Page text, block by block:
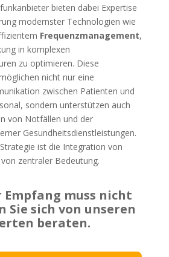
bieten dabei Expertise
modernster Technologien wie
Frequenzmanagement,
in komplexen
zu optimieren. Diese
nicht nur eine
zwischen Patienten und
sondern unterstützen auch
von Notfällen und der
Gesundheitsdienstleistungen.
ist die Integration von
zentraler Bedeutung.
Empfang muss nicht
Sie sich von unseren
beraten.